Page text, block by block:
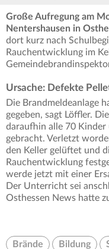
Große Aufregung am
Nentershausen in
dort kurz nach
Rauchentwicklung im
Ursache: Defekte
Die Brandmeldeanlage
gegeben, sagt Löffler.
daraufhin alle 70
gebracht. Verletzt
den Keller gelüftet und
Rauchentwicklung
werde jetzt mit einer
Der Unterricht sei
Osthessen News hatte
Brände Bildung